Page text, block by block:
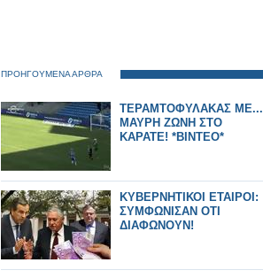
ΠΡΟΗΓΟΥΜΕΝΑ ΑΡΘΡΑ
ΤΕΡΑΜΤΟΦΥΛΑΚΑΣ ΜΕ...
ΜΑΥΡΗ ΖΩΝΗ ΣΤΟ
ΚΑΡΑΤΕ! *ΒΙΝΤΕΟ*
ΚΥΒΕΡΝΗΤΙΚΟΙ ΕΤΑΙΡΟΙ:
ΣΥΜΦΩΝΙΣΑΝ ΟΤΙ
ΔΙΑΦΩΝΟΥΝ!